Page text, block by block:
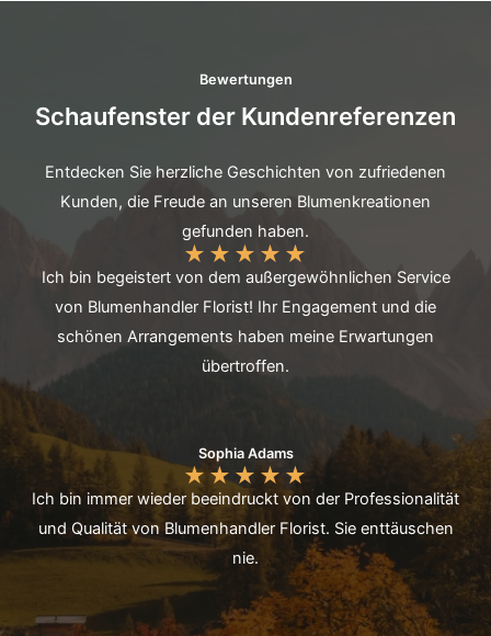
Bewertungen
Schaufenster der Kundenreferenzen
Entdecken Sie herzliche Geschichten von zufriedenen
Kunden, die Freude an unseren Blumenkreationen
gefunden haben.
★ ★ ★ ★ ★
Ich bin begeistert von dem außergewöhnlichen Service
von Blumenhandler Florist! Ihr Engagement und die
schönen Arrangements haben meine Erwartungen
übertroffen.
Sophia Adams
★ ★★ ★ ★
Ich bin immer wieder beeindruckt von der Professionalität
und Qualität von Blumenhandler Florist. Sie enttäuschen
nie.